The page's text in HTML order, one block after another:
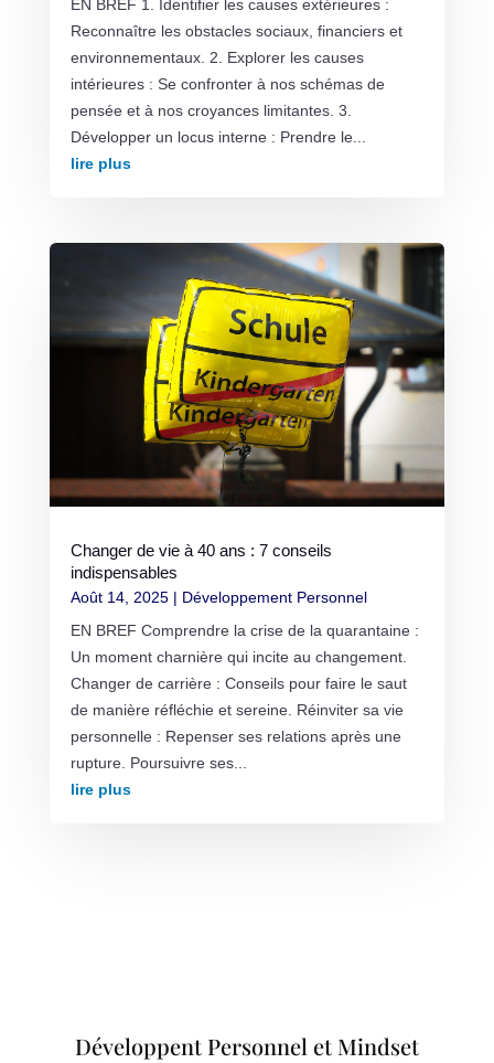
EN BREF 1. Identifier les causes extérieures :
Reconnaître les obstacles sociaux, financiers et
environnementaux. 2. Explorer les causes
intérieures : Se confronter à nos schémas de
pensée et à nos croyances limitantes. 3.
Développer un locus interne : Prendre le...
lire plus
Changer de vie à 40 ans : 7 conseils
indispensables
Août 14, 2025| Développement Personnel
EN BREF Comprendre la crise de la quarantaine :
Un moment charnière qui incite au changement.
Changer de carrière : Conseils pour faire le saut
de manière réfléchie et sereine. Réinviter sa vie
personnelle : Repenser ses relations après une
rupture. Poursuivre ses...
lire plus
Développent Personnel et Mindset